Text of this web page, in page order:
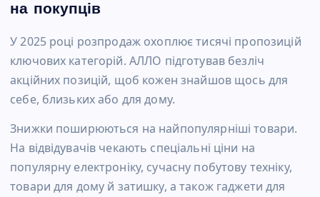
на покупців
У 2025 році розпродаж охоплює тисячі пропозицій
ключових категорій. АЛЛО підготував безліч
акційних позицій, щоб кожен знайшов щось для
себе, близьких або для дому.
Знижки поширюються на найпопулярніші товари.
На відвідувачів чекають спеціальні ціни на
популярну електроніку, сучасну побутову техніку,
товари для дому й затишку, а також гаджети для